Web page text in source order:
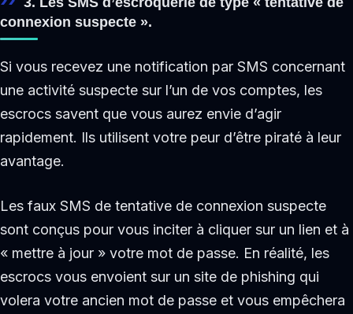
connexion suspecte ».
Si vous recevez une notification par SMS concernant
une activité suspecte sur l’un de vos comptes, les
escrocs savent que vous aurez envie d’agir
rapidement. Ils utilisent votre peur d’être piraté à leur
avantage.
Les faux SMS de tentative de connexion suspecte
sont conçus pour vous inciter à cliquer sur un lien et à
« mettre à jour » votre mot de passe. En réalité, les
escrocs vous envoient sur un site de phishing qui
volera votre ancien mot de passe et vous empêchera